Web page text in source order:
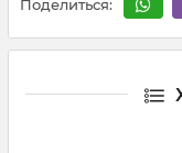
Поделиться: